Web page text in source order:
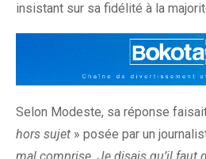
insistant sur sa fidélité à la
Selon Modeste, sa réponse
hors sujet » posée par un